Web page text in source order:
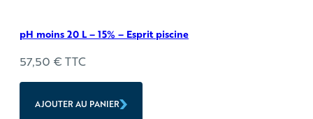
pH moins 20 L – 15% – Esprit piscine
57,50 € TTC
AJOUTER AU PANIER